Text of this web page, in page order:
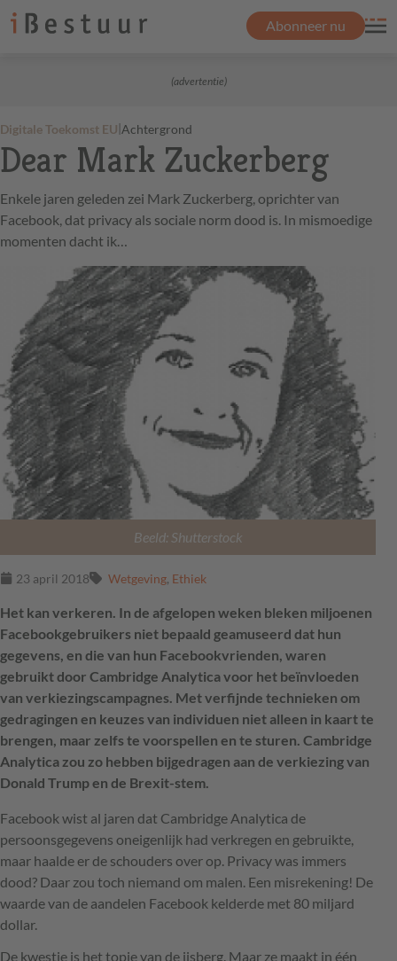
Abonneer nu
(advertentie)
Digitale Toekomst EU|Achtergrond
Dear Mark Zuckerberg
Enkele jaren geleden zei Mark Zuckerberg, oprichter van
Facebook, dat privacy als sociale norm dood is. In mismoedige
momenten dacht ik…
Beeld: Shutterstock
23 april 2018 Wetgeving, Ethiek
Het kan verkeren. In de afgelopen weken bleken miljoenen
Facebookgebruikers niet bepaald geamuseerd dat hun
gegevens, en die van hun Facebookvrienden, waren
gebruikt door Cambridge Analytica voor het beïnvloeden
van verkiezingscampagnes. Met verfijnde technieken om
gedragingen en keuzes van individuen niet alleen in kaart te
brengen, maar zelfs te voorspellen en te sturen. Cambridge
Analytica zou zo hebben bijgedragen aan de verkiezing van
Donald Trump en de Brexit-stem.
Facebook wist al jaren dat Cambridge Analytica de
persoonsgegevens oneigenlijk had verkregen en gebruikte,
maar haalde er de schouders over op. Privacy was immers
dood? Daar zou toch niemand om malen. Een misrekening! De
waarde van de aandelen Facebook kelderde met 80 miljard
dollar.
De kwestie is het topje van de ijsberg. Maar ze maakt in één